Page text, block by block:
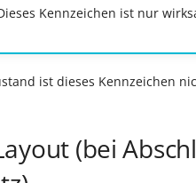
Kennzeichen ist nur
ist dieses Kennzeichen
(bei